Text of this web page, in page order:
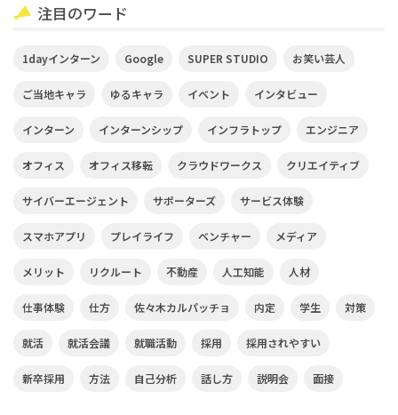
注目のワード
1dayインターン Google SUPER STUDIO お笑い芸人
ご当地キャラ ゆるキャラ イベント インタビュー
インターン インターンシップ インフラトップ エンジニア
オフィス オフィス移転 クラウドワークス クリエイティブ
サイバーエージェント サポーターズ サービス体験
スマホアプリ プレイライフ ベンチャー メディア
メリット リクルート 不動産 人工知能 人材
仕事体験 仕方 佐々木カルパッチョ 内定 学生 対策
就活 就活会議 就職活動 採用 採用されやすい
新卒採用 方法 自己分析 話し方 説明会 面接